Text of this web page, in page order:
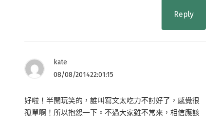
Reply
kate
08/08/201422:01:15
好啦！半開玩笑的，誰叫寫文太吃力不討好了，感覺很
孤單啊！所以抱怨一下。不過大家雖不常來，相信應該